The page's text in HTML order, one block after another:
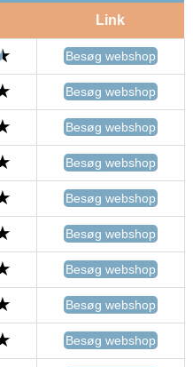
Link
Besøg webshop
Besøg webshop
Besøg webshop
Besøg webshop
Besøg webshop
Besøg webshop
Besøg webshop
Besøg webshop
Besøg webshop